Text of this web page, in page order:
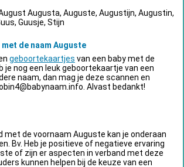
Augusta, Auguste, Augustijn, Augustin,
Guusje, Stijn
de naam Auguste
geboortekaartjes van een baby met de
je nog een leuk geboortekaartje van een
naam, dan mag je deze scannen en
. Alvast bedankt!
met de voornaam Auguste kan je onderaan
Bv. Heb je positieve of negatieve ervaring
of zijn er aspecten in verband met deze
kunnen helpen bij de keuze van een